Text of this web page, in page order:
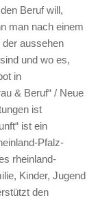
Beruf will,
man nach einem
aussehen
und wo es,
in
& Beruf“ / Neue
ist
ist ein
Pfalz-
rheinland-
Kinder, Jugend
den